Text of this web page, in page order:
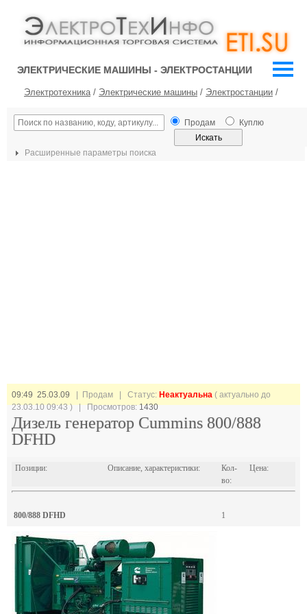
ЭЛЕКТРИЧЕСКИЕ МАШИНЫ - ЭЛЕКТРОСТАНЦИИ
Электротехника/ Электрические машины / Электростанции /
Продам Куплю
Расширенные параметры поиска
09:49 25.03.09 | Продам | Статус: Неактуальна ( актуально до
23.03.10 09:43 ) | Просмотров:1430
Дизель генератор Cummins 800/888
DFHD
Позиции: Описание, характеристики:
Кол-
во:
Цена:
800/888 DFHD 1